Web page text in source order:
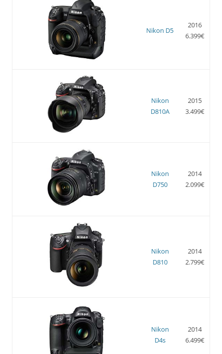
Nikon D5
2016
6.399€
Nikon
D810A
2015
3.499€
Nikon
D750
2014
2.099€
Nikon
D810
2014
2.799€
Nikon
D4s
2014
6.499€